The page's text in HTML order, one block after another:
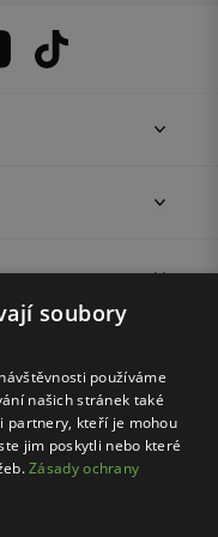
soubory
používáme
našich stránek také
partnery, kteří je mohou
jim poskytli nebo které
Zásady ochrany